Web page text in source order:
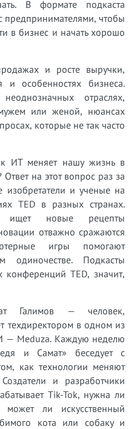
В формате подкаста
чтобы
в бизнес и начать хорошо
и росте выручки,
и особенностях бизнеса.
отраслях,
или женой, нюансах
которые не так часто
ИТ меняет нашу жизнь в
на этот вопрос раз за
изобретатели и ученые на
TED в разных странах.
ищет новые рецепты
отважно сражаются
игры помогают
одиночестве. Подкасты
TED, значит,
Галимов — человек,
техдиректором в одном из
— Meduza. Каждую неделю
и Самат» беседует с
как технологии меняют
и разработчики
Tik-Tok, нужна ли
может ли искусственный
кота или собаку и